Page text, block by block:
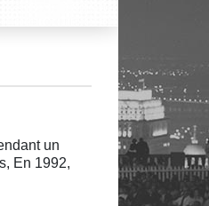
un
En 1992,